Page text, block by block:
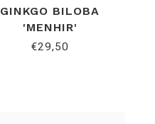
GINKGO BILOBA
'MENHIR'
€29,50